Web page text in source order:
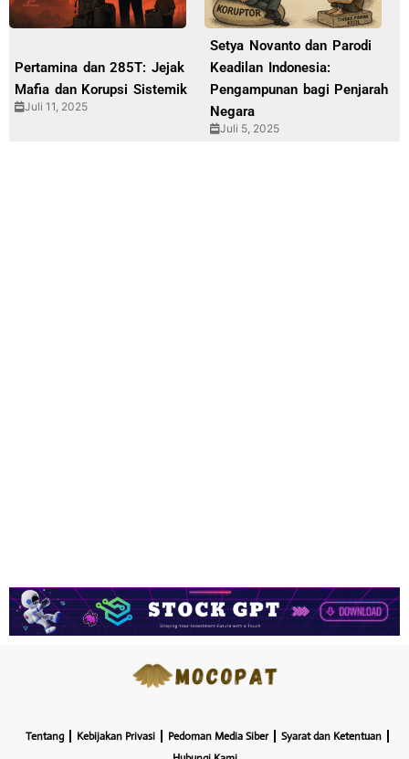
Pertamina dan 285T: Jejak
Mafia dan Korupsi Sistemik
Juli 11, 2025
Setya Novanto dan Parodi
Keadilan Indonesia:
Pengampunan bagi Penjarah
Negara
Juli 5, 2025
Tentang Kebijakan Privasi Pedoman Media Siber
Syarat dan Ketentuan